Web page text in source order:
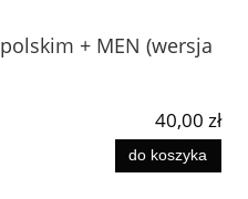
+ MEN (wersja
40,00 zł
do koszyka